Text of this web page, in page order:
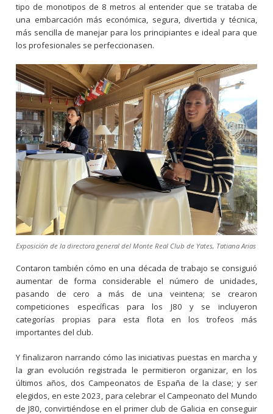
tipo de monotipos de 8 metros al entender que se trataba de
una embarcación más económica, segura, divertida y técnica,
más sencilla de manejar para los principiantes e ideal para que
los profesionales se perfeccionasen.
Exposición de la directora general del Monte Real Club de Yates, Tatiana Arias
Contaron también cómo en una década de trabajo se consiguió
aumentar de forma considerable el número de unidades,
pasando de cero a más de una veintena; se crearon
competiciones específicas para los J80 y se incluyeron
categorías propias para esta flota en los trofeos más
importantes del club.
Y finalizaron narrando cómo las iniciativas puestas en marcha y
la gran evolución registrada le permitieron organizar, en los
últimos años, dos Campeonatos de España de la clase; y ser
elegidos, en este 2023, para celebrar el Campeonato del Mundo
de J80, convirtiéndose en el primer club de Galicia en conseguir